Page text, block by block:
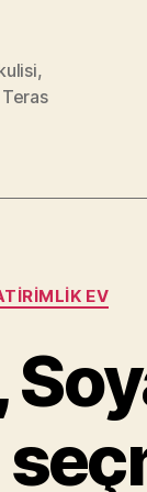
,
EV